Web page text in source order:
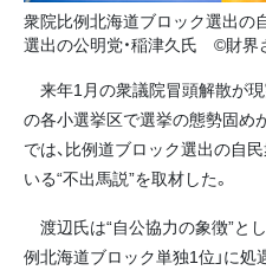
衆院比例北海道ブロック選出の
選出の公明党・稲津久氏 ©財界
来年1月の衆議院冒頭解散が
の各小選挙区で選挙の態勢固め
では、比例道ブロック選出の自
いる“不出馬説”を取材した。
渡辺氏は“自公協力の象徴”と
例北海道ブロック単独1位」に処